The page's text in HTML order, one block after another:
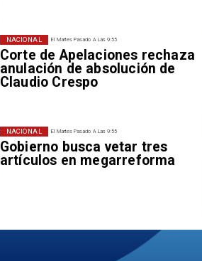
El Martes Pasado A Las 9:55
Corte de Apelaciones rechaza
anulación de absolución de
Claudio Crespo
NACIONAL
El Martes Pasado A Las 9:55
Gobierno busca vetar tres
artículos en megarreforma
NACIONAL